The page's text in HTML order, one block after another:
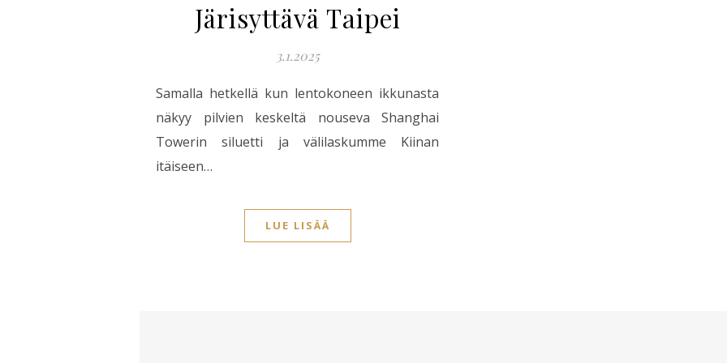
Järisyttävä Taipei
3.1.2025
Samalla hetkellä kun lentokoneen ikkunasta
näkyy pilvien keskeltä nouseva Shanghai
Towerin siluetti ja välilaskumme Kiinan
itäiseen…
LUE LISÄÄ